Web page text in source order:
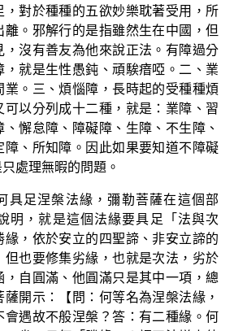
，對於種種的五欲妙樂耽著受用，所
離。邪解行的是指雖然生在中國，但
，沒有善友為他來說正法。有障過分
，就是生性愚鈍、頑騃瘖啞。二、業
業。三、煩惱障，長時起的受種種煩
可以分列成十二種，就是：業障、習
懈怠障、障礙障、生障、不生障、
障、所知障。因此如果要知道不障礙
處理無暇的問題。
具足涅槃法緣，彌勒菩薩在這個部
明，就是這個法緣要具足「法與次
緣，依於安立的四聖諦、非安立諦的
但也要修集劣緣，也就是次法，劣於
，自圓滿、他圓滿只是其中一項，總
開示：【問：何等名為涅槃法緣，
會遇故不般涅槃？答：有二種緣。何